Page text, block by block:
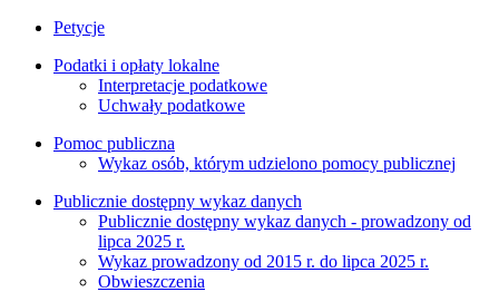
Petycje
Podatki i opłaty lokalne
Interpretacje podatkowe
Uchwały podatkowe
Pomoc publiczna
Wykaz osób, którym udzielono pomocy publicznej
Publicznie dostępny wykaz danych
Publicznie dostępny wykaz danych - prowadzony od
lipca 2025 r.
Wykaz prowadzony od 2015 r. do lipca 2025 r.
Obwieszczenia